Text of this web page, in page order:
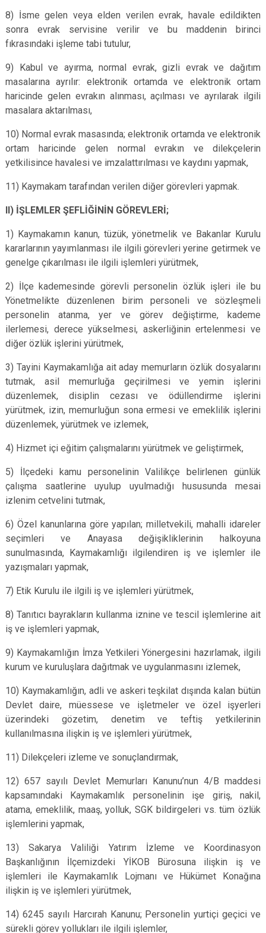
8) İsme gelen veya elden verilen evrak, havale edildikten
sonra evrak servisine verilir ve bu maddenin birinci
fıkrasındaki işleme tabi tutulur,
9) Kabul ve ayırma, normal evrak, gizli evrak ve dağıtım
masalarına ayrılır: elektronik ortamda ve elektronik ortam
haricinde gelen evrakın alınması, açılması ve ayrılarak ilgili
masalara aktarılması,
10) Normal evrak masasında; elektronik ortamda ve elektronik
ortam haricinde gelen normal evrakın ve dilekçelerin
yetkilisince havalesi ve imzalattırılması ve kaydını yapmak,
11) Kaymakam tarafından verilen diğer görevleri yapmak.
II) İŞLEMLER ŞEFLİĞİNİN GÖREVLERİ;
1) Kaymakamın kanun, tüzük, yönetmelik ve Bakanlar Kurulu
kararlarının yayımlanması ile ilgili görevleri yerine getirmek ve
genelge çıkarılması ile ilgili işlemleri yürütmek,
2) İlçe kademesinde görevli personelin özlük işleri ile bu
Yönetmelikte düzenlenen birim personeli ve sözleşmeli
personelin atanma, yer ve görev değiştirme, kademe
ilerlemesi, derece yükselmesi, askerliğinin ertelenmesi ve
diğer özlük işlerini yürütmek,
3) Tayini Kaymakamlığa ait aday memurların özlük dosyalarını
tutmak, asil memurluğa geçirilmesi ve yemin işlerini
düzenlemek, disiplin cezası ve ödüllendirme işlerini
yürütmek, izin, memurluğun sona ermesi ve emeklilik işlerini
düzenlemek, yürütmek ve izlemek,
4) Hizmet içi eğitim çalışmalarını yürütmek ve geliştirmek,
5) İlçedeki kamu personelinin Valilikçe belirlenen günlük
çalışma saatlerine uyulup uyulmadığı hususunda mesai
izlenim cetvelini tutmak,
6) Özel kanunlarına göre yapılan; milletvekili, mahalli idareler
seçimleri ve Anayasa değişikliklerinin halkoyuna
sunulmasında, Kaymakamlığı ilgilendiren iş ve işlemler ile
yazışmaları yapmak,
7) Etik Kurulu ile ilgili iş ve işlemleri yürütmek,
8) Tanıtıcı bayrakların kullanma iznine ve tescil işlemlerine ait
iş ve işlemleri yapmak,
9) Kaymakamlığın İmza Yetkileri Yönergesini hazırlamak, ilgili
kurum ve kuruluşlara dağıtmak ve uygulanmasını izlemek,
10) Kaymakamlığın, adli ve askeri teşkilat dışında kalan bütün
Devlet daire, müessese ve işletmeler ve özel işyerleri
üzerindeki gözetim, denetim ve teftiş yetkilerinin
kullanılmasına ilişkin iş ve işlemleri yürütmek,
11) Dilekçeleri izleme ve sonuçlandırmak,
12) 657 sayılı Devlet Memurları Kanunu’nun 4/B maddesi
kapsamındaki Kaymakamlık personelinin işe giriş, nakil,
atama, emeklilik, maaş, yolluk, SGK bildirgeleri vs. tüm özlük
işlemlerini yapmak,
13) Sakarya Valiliği Yatırım İzleme ve Koordinasyon
Başkanlığının İlçemizdeki YİKOB Bürosuna ilişkin iş ve
işlemleri ile Kaymakamlık Lojmanı ve Hükümet Konağına
ilişkin iş ve işlemleri yürütmek,
14) 6245 sayılı Harcırah Kanunu; Personelin yurtiçi geçici ve
sürekli görev yollukları ile ilgili işlemler,